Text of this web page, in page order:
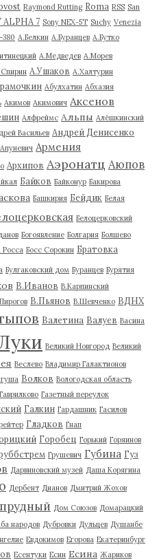
Raymond Rutting Roma RSS San
ALPHA 7 Sony NEX-5T Suchy Venezia
380 А.Белкин А.Буранцев А.Бутко
А.Медведев А.Морев
А.Ушаков А.Халтурин
Абулхатин Абхазия
Акимов Акимович Аксенов
Алфреймс Альпы Алёшкинский
Васильев Андрей Денисенко
Апуневич Армения
Архипов Аэронатц Аюпов
Байков Байконур Бакирова
Башкирия Бейдик Белая
Белоцерковский
Богоявление Болгария Болшево
Росса Босс Сорокин Братовка
Булгаковский дом Буранцев Бурятия
В.Иванов В.Карпинский
В.Пьянов В.Шевченко ВДНХ
Валетина Валуев Васина
Великий Новгород Великий
Веслево Владимир Галактионов
Волков Вологодская область
Гаврилково Газетный переулок
Галкин Гардашник Гасилов
Гладков Гнап
Горобец Горький Горяинов
Грушевич Губина Гуз
Дарвиновский музей Даша Корягина
Дербент Дианов Дмитрий Жохов
Дом Союзов Домарацкий
народов Дубровки Дульцев Душанбе
Евдокимов Егорова Екатеринбург
Есентуки Есин Есина Жариков